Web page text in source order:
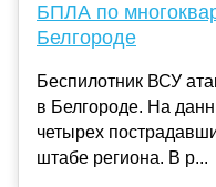
БПЛА по
Белгороде
Беспилотник ВСУ
в Белгороде. На
четырех
штабе региона. В р...